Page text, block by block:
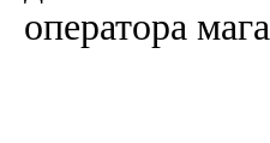
оператора